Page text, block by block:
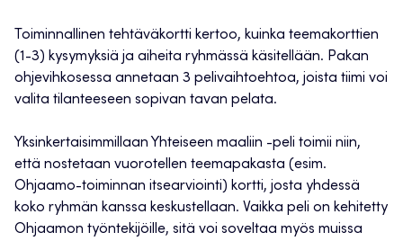
Toiminnallinen tehtäväkortti kertoo, kuinka teemakorttien
(1-3) kysymyksiä ja aiheita ryhmässä käsitellään. Pakan
ohjevihkosessa annetaan 3 pelivaihtoehtoa, joista tiimi voi
valita tilanteeseen sopivan tavan pelata.
Yksinkertaisimmillaan Yhteiseen maaliin -peli toimii niin,
että nostetaan vuorotellen teemapakasta (esim.
Ohjaamo-toiminnan itsearviointi) kortti, josta yhdessä
koko ryhmän kanssa keskustellaan. Vaikka peli on kehitetty
Ohjaamon työntekijöille, sitä voi soveltaa myös muissa